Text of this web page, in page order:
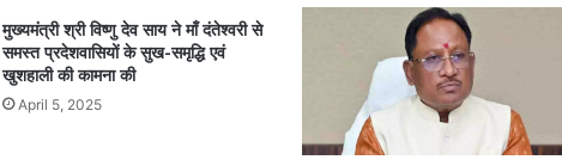
मुख्यमंत्री श्री विष्णु देव साय ने माँ दंतेश्वरी से
समस्त प्रदेशवासियों के सुख-समृद्धि एवं
खुशहाली की कामना की
April 5, 2025